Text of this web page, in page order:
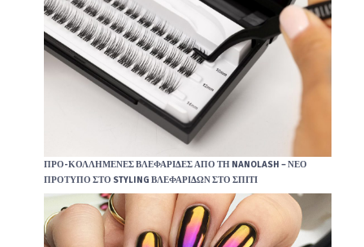
ΠΡΟ-ΚΟΛΛΗΜΈΝΕΣ ΒΛΕΦΑΡΊΔΕΣ ΑΠΌ ΤΗ NANOLASH – ΝΈΟ
ΠΡΌΤΥΠΟ ΣΤΟ STYLING ΒΛΕΦΑΡΊΔΩΝ ΣΤΟ ΣΠΊΤΙ